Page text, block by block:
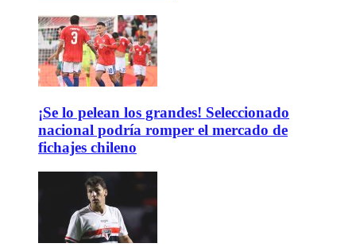
¡Se lo pelean los grandes! Seleccionado
nacional podría romper el mercado de
fichajes chileno